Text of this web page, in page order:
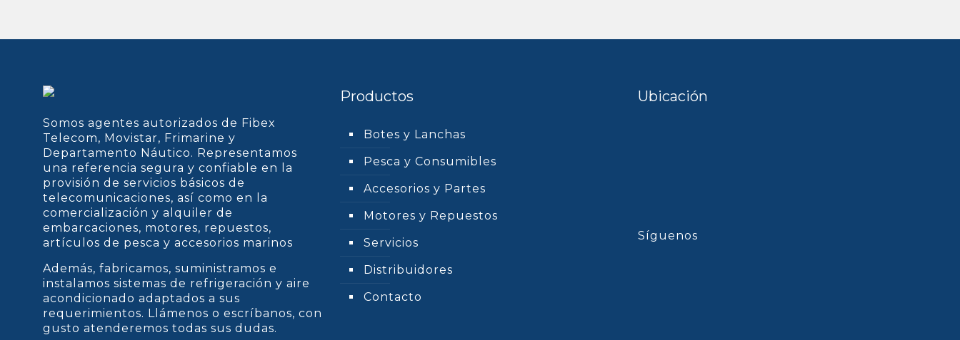
Somos agentes autorizados de Fibex
Telecom, Movistar, Frimarine y
Departamento Náutico. Representamos
una referencia segura y confiable en la
provisión de servicios básicos de
telecomunicaciones, así como en la
comercialización y alquiler de
embarcaciones, motores, repuestos,
artículos de pesca y accesorios marinos
Además, fabricamos, suministramos e
instalamos sistemas de refrigeración y aire
acondicionado adaptados a sus
requerimientos. Llámenos o escríbanos, con
gusto atenderemos todas sus dudas.
Productos
Botes y Lanchas
Pesca y Consumibles
Accesorios y Partes
Motores y Repuestos
Servicios
Distribuidores
Contacto
Ubicación
Síguenos